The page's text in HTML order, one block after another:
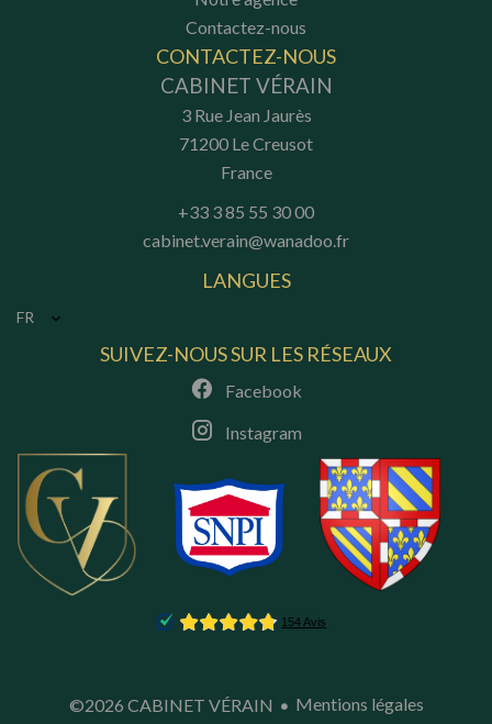
Contactez-nous
CONTACTEZ-NOUS
CABINET VÉRAIN
3 Rue Jean Jaurès
71200 Le Creusot
France
+33 3 85 55 30 00
cabinet.verain@wanadoo.fr
LANGUES
FR
SUIVEZ-NOUS SUR LES RÉSEAUX
Facebook
Instagram
©2026 CABINET VÉRAIN
Mentions légales